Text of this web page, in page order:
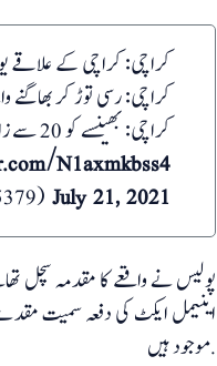
کراچی: کراچی کے علاقے
کراچی: رسی توڑ کر بھاگنے
کراچی: بھینسے کو 20 سے زائد گولیاں ماری گئیں
N1axmkbss4
July 21, 2021
اینیمل ایکٹ کی دفعہ سمیت
موجود ہیں.